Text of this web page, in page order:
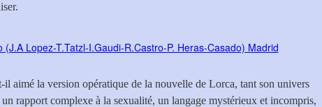
il aimé la version opératique de la nouvelle de Lorca, tant son univers
rapport complexe à la sexualité, un langage mystérieux et incompris,